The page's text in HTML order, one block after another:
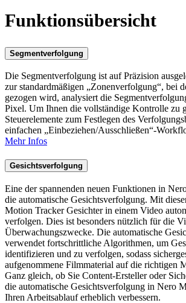
Funktionsübersicht
Segmentverfolgung
Die Segmentverfolgung ist auf Präzision
zur standardmäßigen „Zonenverfolgung“, bei
gezogen wird, analysiert die
Pixel. Um Ihnen die vollständige Kontrolle zu
Steuerelemente zum Festlegen des
einfachen „Einbeziehen/Ausschließen“-
Mehr Infos
Gesichtsverfolgung
Eine der spannenden neuen Funktionen in
die automatische Gesichtsverfolgung. Mit
Motion Tracker Gesichter in einem Video
verfolgen. Dies ist besonders nützlich für die
Überwachungszwecke. Die automatische
verwendet fortschrittliche Algorithmen, um
identifizieren und zu verfolgen, sodass
aufgenommene Filmmaterial auf die richtigen
Ganz gleich, ob Sie Content-Ersteller oder
die automatische Gesichtsverfolgung in Nero
Ihren Arbeitsablauf erheblich verbessern.